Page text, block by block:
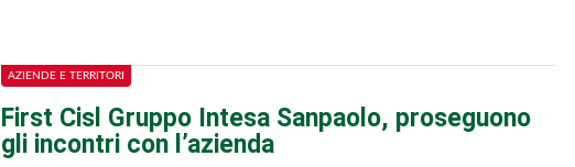
AZIENDE E TERRITORI
First Cisl Gruppo Intesa Sanpaolo, proseguono
gli incontri con l’azienda